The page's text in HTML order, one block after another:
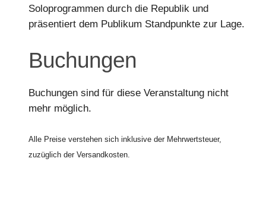
Soloprogrammen durch die Republik und
präsentiert dem Publikum Standpunkte zur Lage.
Buchungen
Buchungen sind für diese Veranstaltung nicht
mehr möglich.
Alle Preise verstehen sich inklusive der Mehrwertsteuer,
zuzüglich der Versandkosten.